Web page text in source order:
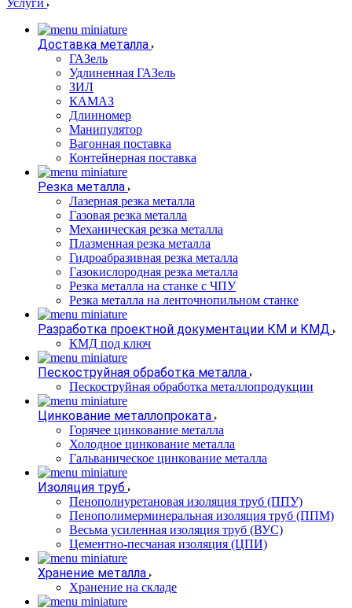
Услуги
Доставка металла
ГАЗель
Удлиненная ГАЗель
ЗИЛ
КАМАЗ
Длинномер
Манипулятор
Вагонная поставка
Контейнерная поставка
Резка металла
Лазерная резка металла
Газовая резка металла
Механическая резка металла
Плазменная резка металла
Гидроабразивная резка металла
Газокислородная резка металла
Резка металла на станке с ЧПУ
Резка металла на ленточнопильном станке
Разработка проектной документации КМ и КМД
КМД под ключ
Пескоструйная обработка металла
Пескоструйная обработка металлопродукции
Цинкование металлопроката
Горячее цинкование металла
Холодное цинкование металла
Гальваническое цинкование металла
Изоляция труб
Пенополиуретановая изоляция труб (ППУ)
Пенополимерминеральная изоляция труб (ППМ)
Весьма усиленная изоляция труб (ВУС)
Цементно-песчаная изоляция (ЦПИ)
Хранение металла
Хранение на складе